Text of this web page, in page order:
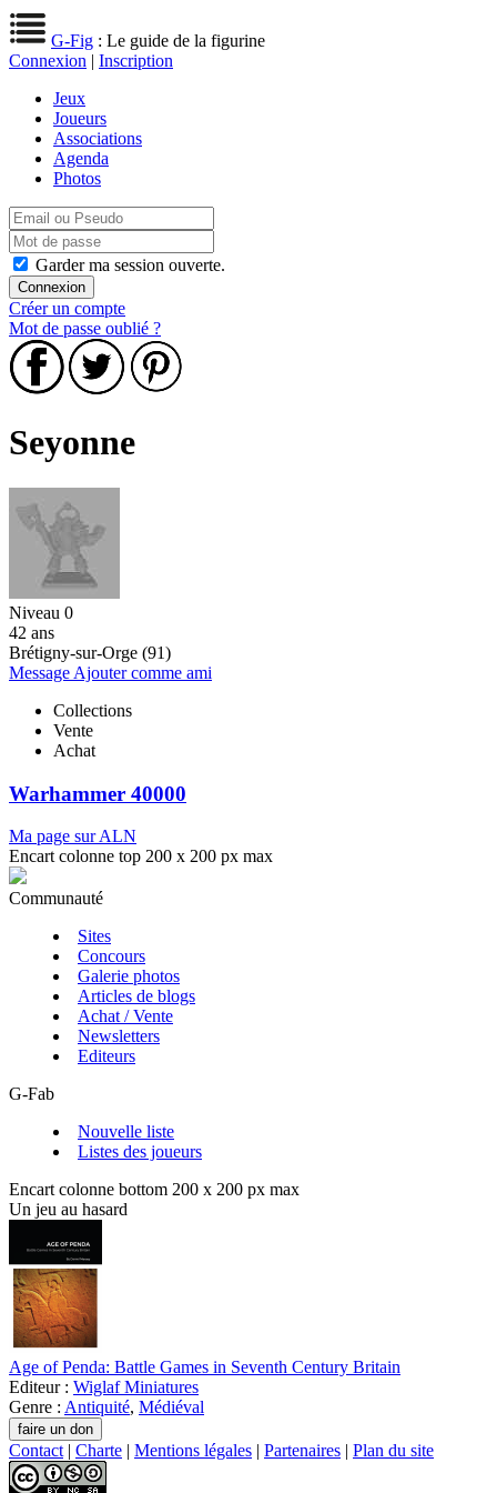
G-Fig : Le guide de la figurine
Connexion | Inscription
Jeux
Joueurs
Associations
Agenda
Photos
Garder ma session ouverte.
Créer un compte
Mot de passe oublié ?
Seyonne
Niveau 0
42 ans
Brétigny-sur-Orge (91)
Message Ajouter comme ami
Collections
Vente
Achat
Warhammer 40000
Ma page sur ALN
Encart colonne top 200 x 200 px max
Communauté
Sites
Concours
Galerie photos
Articles de blogs
Achat / Vente
Newsletters
Editeurs
G-Fab
Nouvelle liste
Listes des joueurs
Encart colonne bottom 200 x 200 px max
Un jeu au hasard
Age of Penda: Battle Games in Seventh Century Britain
Editeur : Wiglaf Miniatures
Genre : Antiquité, Médiéval
Contact | Charte | Mentions légales | Partenaires | Plan du site